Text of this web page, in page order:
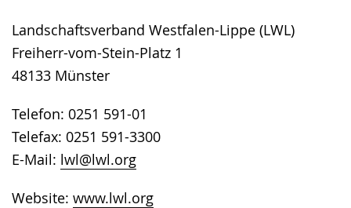
Landschaftsverband Westfalen-Lippe (LWL)
Freiherr-vom-Stein-Platz 1
48133 Münster
Telefon: 0251 591-01
Telefax: 0251 591-3300
E-Mail: lwl@lwl.org
Website: www.lwl.org